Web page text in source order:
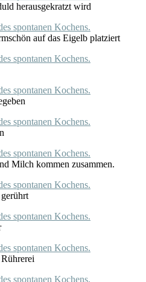
herausgekratzt wird
auf das Eigelb platziert
Milch kommen zusammen.